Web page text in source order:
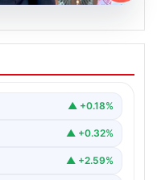
Yasa
Hukuk
mücadelede yeni bir
yürürlüğe
▲ +0.18%
▲ +0.32%
▲ +2.59%